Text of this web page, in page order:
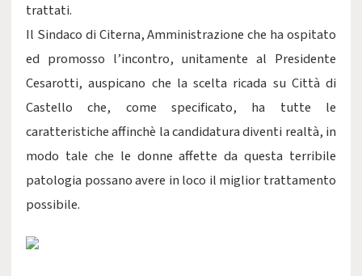
trattati.
Il Sindaco di Citerna, Amministrazione che ha ospitato
ed promosso l’incontro, unitamente al Presidente
Cesarotti, auspicano che la scelta ricada su Città di
Castello che, come specificato, ha tutte le
caratteristiche affinchè la candidatura diventi realtà, in
modo tale che le donne affette da questa terribile
patologia possano avere in loco il miglior trattamento
possibile.